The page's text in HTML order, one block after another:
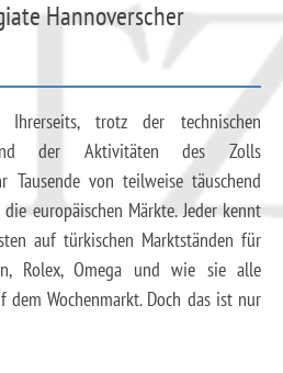
Hannoverscher
Ihrerseits, trotz der technischen
und der Aktivitäten des Zolls
Tausende von teilweise täuschend
die europäischen Märkte. Jeder kennt
auf türkischen Marktständen für
Rolex, Omega und wie sie alle
Wochenmarkt. Doch das ist nur